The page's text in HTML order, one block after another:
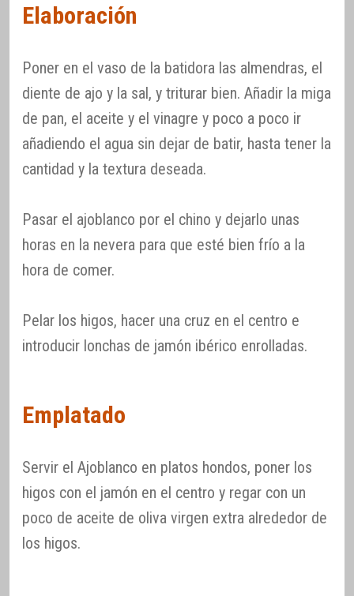
Elaboración
Poner en el vaso de la batidora las almendras, el
diente de ajo y la sal, y triturar bien. Añadir la miga
de pan, el aceite y el vinagre y poco a poco ir
añadiendo el agua sin dejar de batir, hasta tener la
cantidad y la textura deseada.
Pasar el ajoblanco por el chino y dejarlo unas
horas en la nevera para que esté bien frío a la
hora de comer.
Pelar los higos, hacer una cruz en el centro e
introducir lonchas de jamón ibérico enrolladas.
Emplatado
Servir el Ajoblanco en platos hondos, poner los
higos con el jamón en el centro y regar con un
poco de aceite de oliva virgen extra alrededor de
los higos.